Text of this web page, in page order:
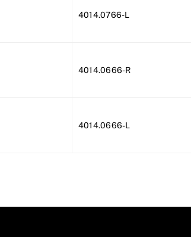
4014.0766-L
4014.0666-R
4014.0666-L